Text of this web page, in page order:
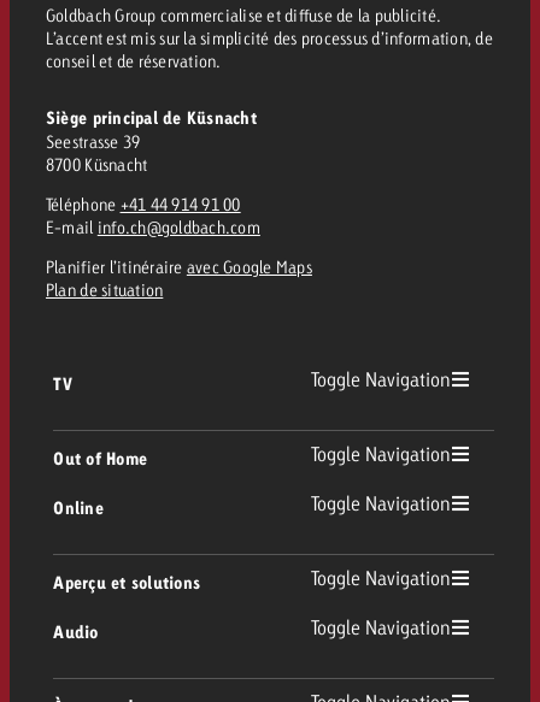
Goldbach Group commercialise et diffuse de la publicité.
L’accent est mis sur la simplicité des processus d’information, de
conseil et de réservation.
Siège principal de Küsnacht
Seestrasse 39
8700 Küsnacht
Téléphone +41 44 914 91 00
E-mail info.ch@goldbach.com
Planifier l’itinéraire avec Google Maps
Plan de situation
TV Toggle Navigation
Directives publicitaires TV
Out of Home Toggle Navigation
Out of Home
Affichage
Digital Out of Home
Online Toggle Navigation
Aperçu et solutions Toggle Navigation
Conseil & Crossmedia
Audio Toggle Navigation